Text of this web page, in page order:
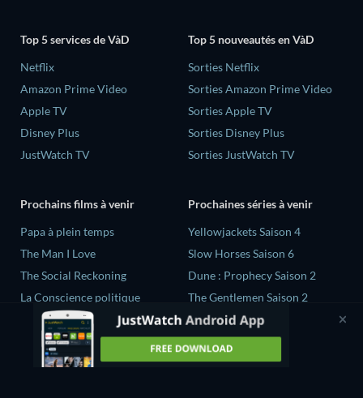
Top 5 services de VàD
Netflix
Amazon Prime Video
Apple TV
Disney Plus
JustWatch TV
Top 5 nouveautés en VàD
Sorties Netflix
Sorties Amazon Prime Video
Sorties Apple TV
Sorties Disney Plus
Sorties JustWatch TV
Prochains films à venir
‎Papa à plein temps
The Man I Love
The Social Reckoning
La Conscience politique
In All My Journeys I Am
Returning
Prochaines séries à venir
Yellowjackets Saison 4
Slow Horses Saison 6
Dune : Prophecy Saison 2
The Gentlemen Saison 2
Love Is Blind: UK Saison 3